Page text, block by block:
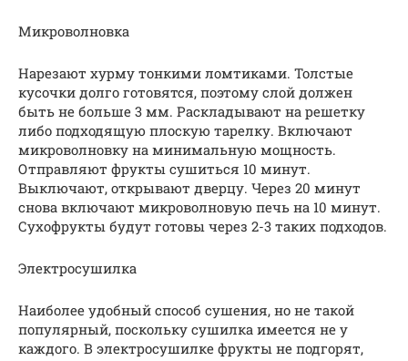
Микроволновка
Нарезают хурму тонкими ломтиками. Толстые
кусочки долго готовятся, поэтому слой должен
быть не больше 3 мм. Раскладывают на решетку
либо подходящую плоскую тарелку. Включают
микроволновку на минимальную мощность.
Отправляют фрукты сушиться 10 минут.
Выключают, открывают дверцу. Через 20 минут
снова включают микроволновую печь на 10 минут.
Сухофрукты будут готовы через 2-3 таких подходов.
Электросушилка
Наиболее удобный способ сушения, но не такой
популярный, поскольку сушилка имеется не у
каждого. В электросушилке фрукты не подгорят,